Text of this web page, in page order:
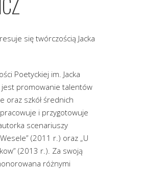
się twórczością Jacka
Poetyckiej im. Jacka
jest promowanie talentów
oraz szkół średnich
i przygotowuje
scenariuszy
(2011 r.) oraz „U
(2013 r.). Za swoją
różnymi